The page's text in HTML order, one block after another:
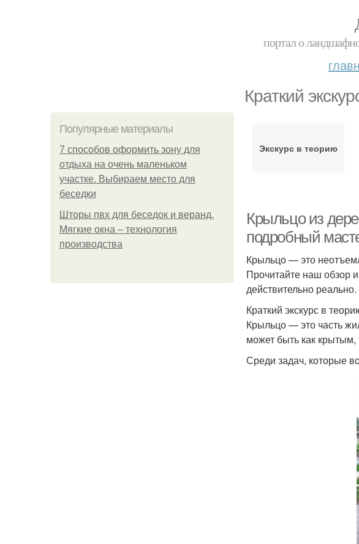
портал о
Краткий
Популярные материалы
7 способов оформить зону для
отдыха на очень маленьком
участке. Выбираем место для
беседки
Шторы пвх для беседок и веранд.
Мягкие окна – технология
производства
Экскурс в теорию
Крыльцо из
подробный
Крыльцо — это
Прочитайте наш обзор
действительно реально.
Краткий экскурс в
Крыльцо — это часть
может быть как крытым,
Среди задач, которые